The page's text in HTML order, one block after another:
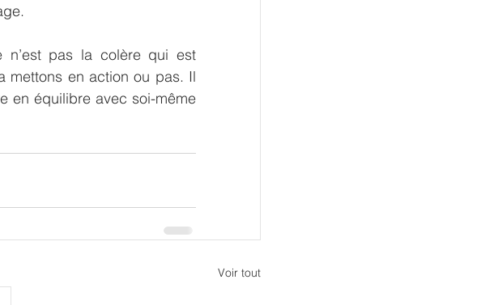
n’est pas la colère qui est
mettons en action ou pas. Il
en équilibre avec soi-même
Voir tout